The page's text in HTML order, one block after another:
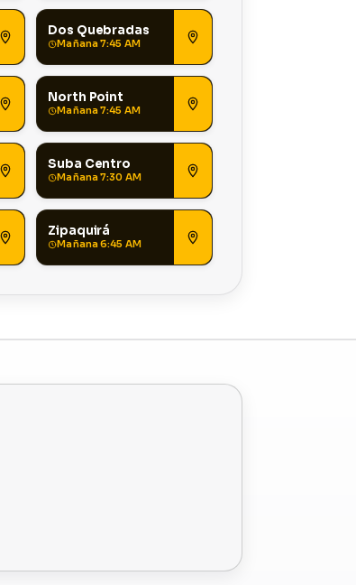
Dos Quebradas
Mañana 7:45 AM
North Point
Mañana 7:45 AM
Suba Centro
Mañana 7:30 AM
Zipaquirá
Mañana 6:45 AM